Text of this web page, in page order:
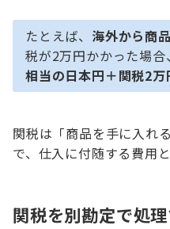
たとえば、 海外から商
税が2万円かかった場合、
相当の日本円＋関税2万
関税は「商品を手に入れ
で、仕入に付随する費用
関税を別勘定で処